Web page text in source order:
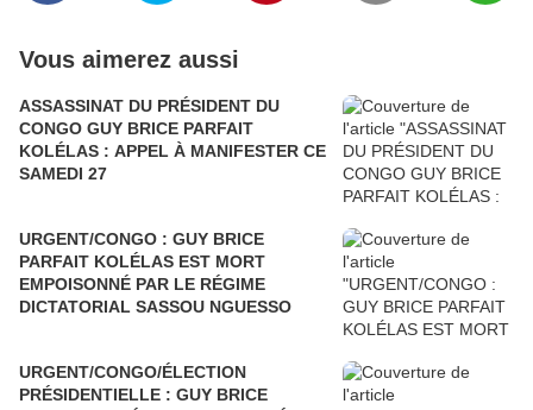
Vous aimerez aussi
ASSASSINAT DU PRÉSIDENT DU
CONGO GUY BRICE PARFAIT
KOLÉLAS : APPEL À MANIFESTER CE
SAMEDI 27
URGENT/CONGO : GUY BRICE
PARFAIT KOLÉLAS EST MORT
EMPOISONNÉ PAR LE RÉGIME
DICTATORIAL SASSOU NGUESSO
URGENT/CONGO/ÉLECTION
PRÉSIDENTIELLE : GUY BRICE